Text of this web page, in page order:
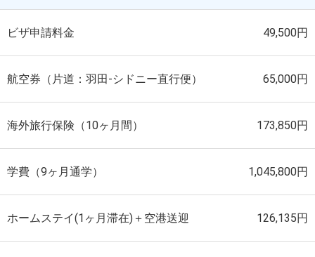
ビザ申請料金 49,500円
航空券（片道：羽田-シドニー直行便） 65,000円
海外旅行保険（10ヶ月間） 173,850円
学費（9ヶ月通学） 1,045,800円
ホームステイ(1ヶ月滞在)＋空港送迎 126,135円